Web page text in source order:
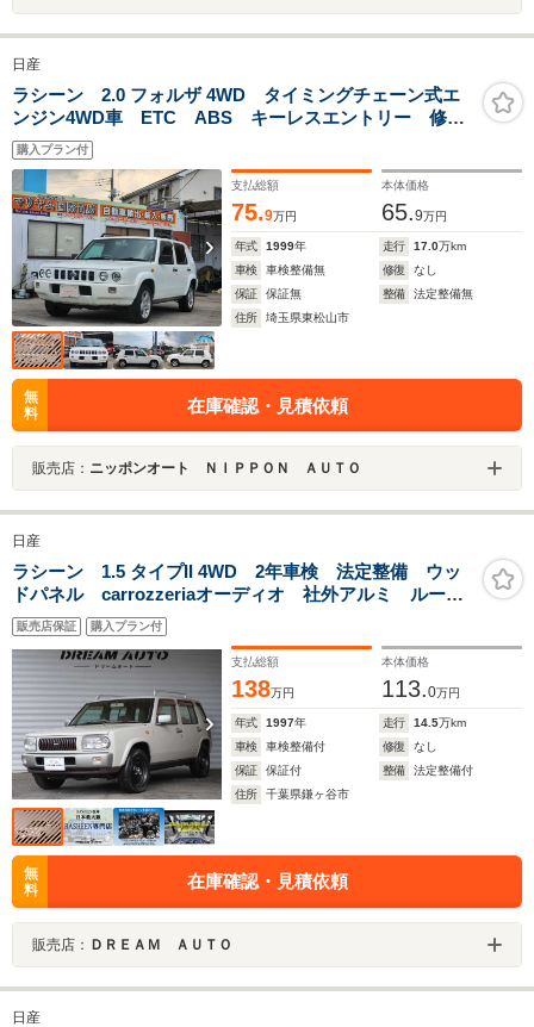
日産
ラシーン 2.0 フォルザ 4WD タイミングチェーン式エ
ンジン4WD車 ETC ABS キーレスエントリー 修復
歴 無しルーフレールアルミホイール 運転席エアバッ
グ 助手席エアバッグ 社外 ナービワンセグTV
購入プラン付
支払総額
75.9万円
本体価格
65.9万円
年式 1999年 走行 17.0万km
車検
車検整備無 修復
なし
保証
保証無 整備
法定整備無
住所
埼玉県東松山市
無
料
在庫確認・見積依頼
販売店： ニッポンオート ＮＩＰＰＯＮ ＡＵＴＯ
日産
ラシーン 1.5 タイプII 4WD 2年車検 法定整備 ウッ
ドパネル carrozzeriaオーディオ 社外アルミ ルーフ
レール スペアタイヤキャリア 1500CC
販売店保証 購入プラン付
支払総額
138万円
本体価格
113.0万円
年式 1997年 走行 14.5万km
車検
車検整備付 修復
なし
保証
保証付 整備
法定整備付
住所
千葉県鎌ヶ谷市
無
料
在庫確認・見積依頼
販売店： ＤＲＥＡＭ ＡＵＴＯ
日産